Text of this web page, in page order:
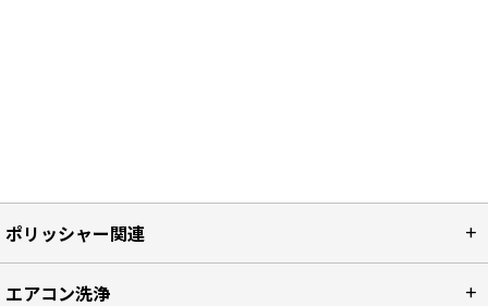
ポリッシャー関連
エアコン洗浄